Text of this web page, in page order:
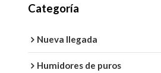
Categoría
Nueva llegada
Humidores de puros